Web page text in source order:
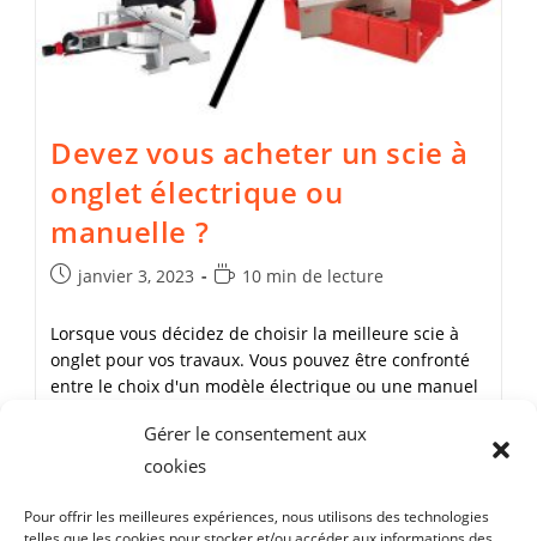
Gérer le consentement aux
cookies
Pour offrir les meilleures expériences, nous utilisons des technologies
Devez vous acheter un scie à
onglet électrique ou
manuelle ?
Publication
janvier 3, 2023
Temps
lecture :
10 min de lecture
Lorsque vous décidez de choisir la meilleure scie à
onglet pour vos travaux. Vous pouvez être confronté
entre le choix d'un modèle électrique ou une manuel
Continuer La LectureDevez
Un